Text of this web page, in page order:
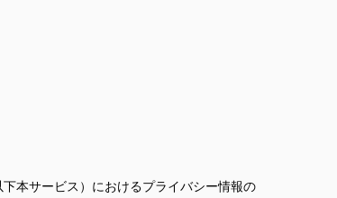
本サービス）におけるプライバシー情報の